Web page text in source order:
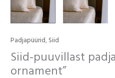
Padjapüürid,Siid
Siid-puuvillast
ornament”
21,00 €
kuni
Siid-
puuvillast
padjapüür
“Rose